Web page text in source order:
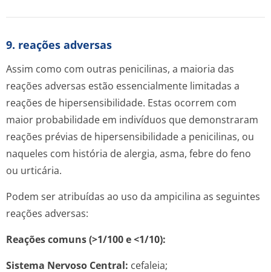
9. reações adversas
Assim como com outras penicilinas, a maioria das
reações adversas estão essencialmente limitadas a
reações de hipersensibilidade. Estas ocorrem com
maior probabilidade em indivíduos que demonstraram
reações prévias de hipersensibilidade a penicilinas, ou
naqueles com história de alergia, asma, febre do feno
ou urticária.
Podem ser atribuídas ao uso da ampicilina as seguintes
reações adversas:
Reações comuns (>1/100 e <1/10):
Sistema Nervoso Central: cefaleia;